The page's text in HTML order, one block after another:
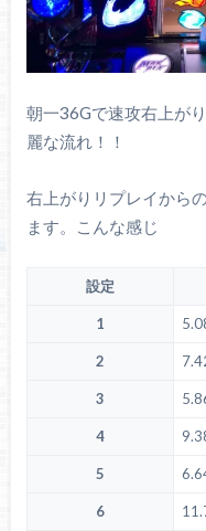
朝一36Gで速攻右上が
麗な流れ！！
右上がりリプレイから
ます。こんな感じ
設定
1
2
3
4
5
6